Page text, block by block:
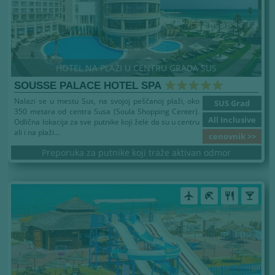
HOTEL NA PLAŽI U CENTRU GRADA SUS
SOUSSE PALACE HOTEL SPA
SUS Grad
All Inclusive
cenovnik >>
Nalazi se u mestu Sus, na svojoj peščanoj plaži, oko
350 metara od centra Susa (Soula Shopping Center).
Odlična lokacija za sve putnike koji žele da su u centru
ali i na plaži...
Preporuka za putnike koji traže aktivan odmor
airplanemode_active beach_access restaurant local_bar